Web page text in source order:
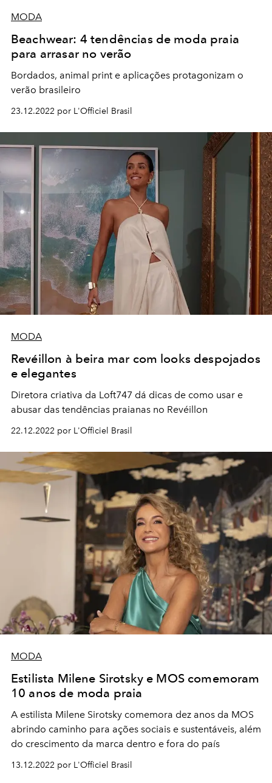
MODA
Beachwear: 4 tendências de moda praia
para arrasar no verão
Bordados, animal print e aplicações protagonizam o
verão brasileiro
23.12.2022 por L'Officiel Brasil
MODA
Revéillon à beira mar com looks despojados
e elegantes
Diretora criativa da Loft747 dá dicas de como usar e
abusar das tendências praianas no Revéillon
22.12.2022 por L'Officiel Brasil
MODA
Estilista Milene Sirotsky e MOS comemoram
10 anos de moda praia
A estilista Milene Sirotsky comemora dez anos da MOS
abrindo caminho para ações sociais e sustentáveis, além
do crescimento da marca dentro e fora do país
13.12.2022 por L'Officiel Brasil